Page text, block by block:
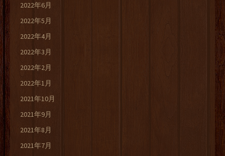
2022年6月
2022年5月
2022年4月
2022年3月
2022年2月
2022年1月
2021年10月
2021年9月
2021年8月
2021年7月